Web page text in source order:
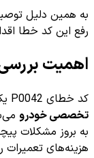
به همین دلیل
رفع این کد خطا
اهمیت
کد خطای P0042 یکی از کدهایی است که نیازمند
تخصصی خودرو
به بروز مشکلات
هزینه‌های تعمیرات